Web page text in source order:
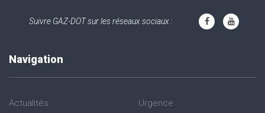
Suivre GAZ-DOT sur les réseaux sociaux :
Navigation
Actualités
Urgence